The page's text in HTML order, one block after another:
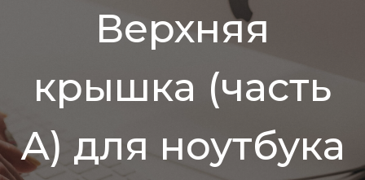
Верхняя
крышка (часть
А) для ноутбука